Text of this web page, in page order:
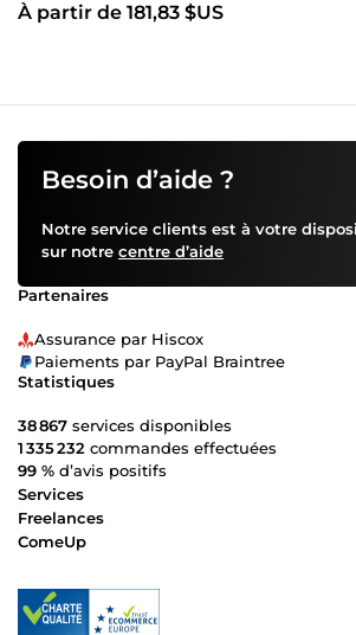
À partir de 181,83 $US
Besoin d’aide ?
Notre service clients est à votre
sur notre centre d’aide
Partenaires
Assurance par Hiscox
Paiements par PayPal Braintree
Statistiques
38 867 services disponibles
1 335 232 commandes effectuées
99 % d’avis positifs
Services
Freelances
ComeUp